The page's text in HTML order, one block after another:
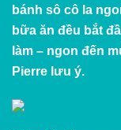
bánh sô cô la
bữa ăn đều bắt
làm – ngon đến
Pierre lưu ý.